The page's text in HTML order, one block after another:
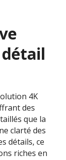
4K
des
que la
clarté des
détails, ce
riches en